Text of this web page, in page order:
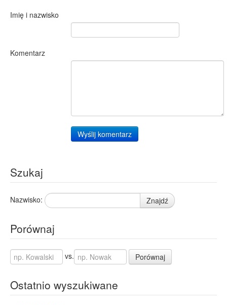
Imię i nazwisko
Komentarz
Wyślij komentarz
Szukaj
Nazwisko: Znajdź
Porównaj
vs. Porównaj
Ostatnio wyszukiwane